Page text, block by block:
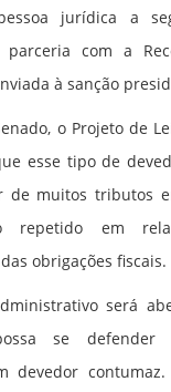
jurídica a
com a
à sanção
o Projeto de
esse tipo de
de muitos tributos
repetido em
obrigações fiscais.
será
se
devedor